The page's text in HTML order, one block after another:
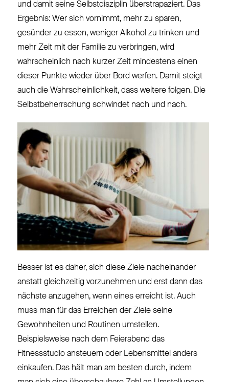
und damit seine Selbstdisziplin überstrapaziert. Das
Ergebnis: Wer sich vornimmt, mehr zu sparen,
gesünder zu essen, weniger Alkohol zu trinken und
mehr Zeit mit der Familie zu verbringen, wird
wahrscheinlich nach kurzer Zeit mindestens einen
dieser Punkte wieder über Bord werfen. Damit steigt
auch die Wahrscheinlichkeit, dass weitere folgen. Die
Selbstbeherrschung schwindet nach und nach.
Besser ist es daher, sich diese Ziele nacheinander
anstatt gleichzeitig vorzunehmen und erst dann das
nächste anzugehen, wenn eines erreicht ist. Auch
muss man für das Erreichen der Ziele seine
Gewohnheiten und Routinen umstellen.
Beispielsweise nach dem Feierabend das
Fitnessstudio ansteuern oder Lebensmittel anders
einkaufen. Das hält man am besten durch, indem